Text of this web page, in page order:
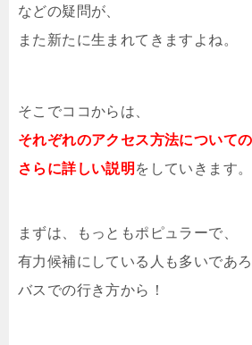
などの疑問が、
また新たに生まれてきますよね。
そこでココからは、
それぞれのアクセス方法についての
さらに詳しい説明 をしていきます。
まずは、もっともポピュラーで、
有力候補にしている人も多いであろ
バスでの行き方から！